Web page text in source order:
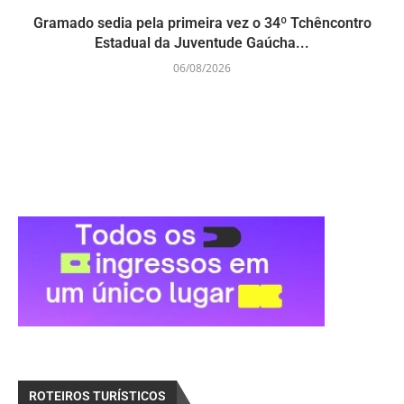
Gramado sedia pela primeira vez o 34º Tchêncontro
Estadual da Juventude Gaúcha...
06/08/2026
ROTEIROS TURÍSTICOS